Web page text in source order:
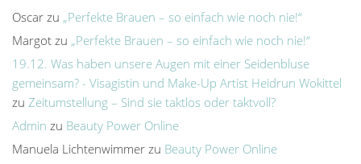
Oscar zu „Perfekte Brauen – so einfach wie noch nie!“
Margot zu „Perfekte Brauen – so einfach wie noch nie!“
19.12. Was haben unsere Augen mit einer Seidenbluse
gemeinsam? - Visagistin und Make-Up Artist Heidrun Wokittel
zu Zeitumstellung – Sind sie taktlos oder taktvoll?
Admin zu Beauty Power Online
Manuela Lichtenwimmer zu Beauty Power Online